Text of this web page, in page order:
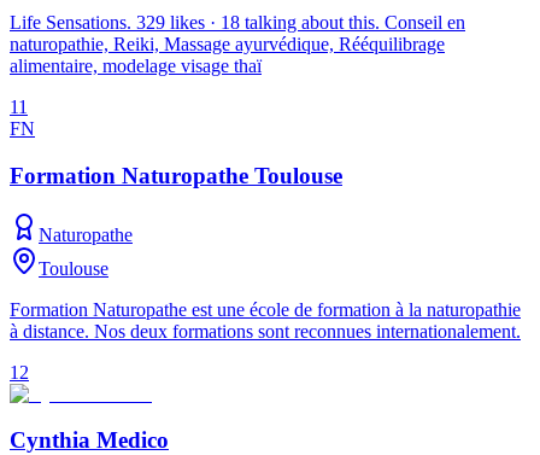
Life Sensations. 329 likes · 18 talking about this. Conseil en
naturopathie, Reiki, Massage ayurvédique, Rééquilibrage
alimentaire, modelage visage thaï
11
FN
Formation Naturopathe Toulouse
Naturopathe
Toulouse
Formation Naturopathe est une école de formation à la naturopathie
à distance. Nos deux formations sont reconnues internationalement.
12
Cynthia Medico